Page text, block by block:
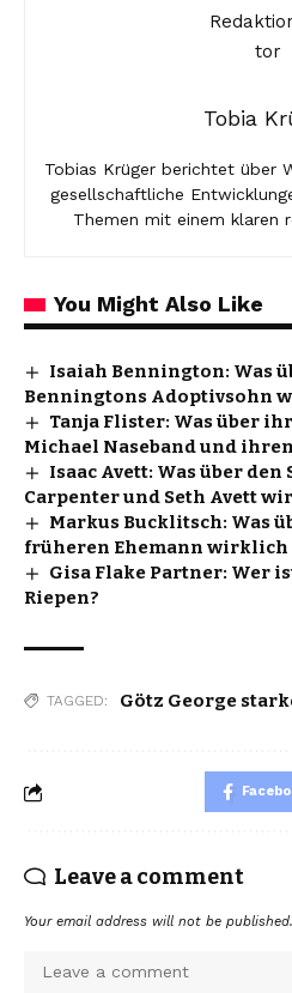
Tobia
Tobias Krüger berichtet über
gesellschaftliche
Themen mit einem klaren
You Might Also Like
Isaiah Bennington: Was
Benningtons Adoptivsohn
Tanja Flister: Was über
Michael Naseband und
Isaac Avett: Was über
Carpenter und Seth Avett
Markus Bucklitsch: Was
früheren Ehemann wirklich
Gisa Flake Partner: Wer
Riepen?
TAGGED: Götz George
Leave a comment
Your email address will not be published.